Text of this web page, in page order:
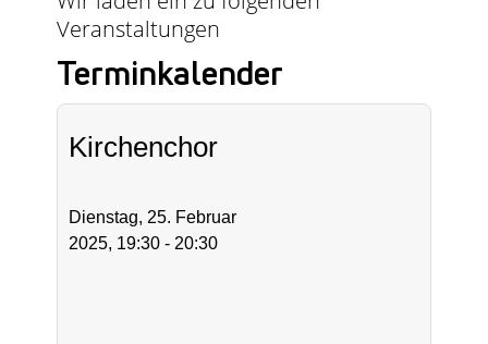
Veranstaltungen
Terminkalender
Kirchenchor
Dienstag, 25. Februar
2025, 19:30 - 20:30